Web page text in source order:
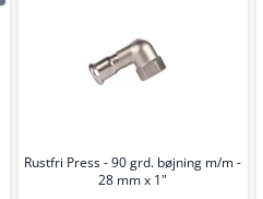
Rustfri Press - 90 grd. bøjning m/m -
28 mm x 1"